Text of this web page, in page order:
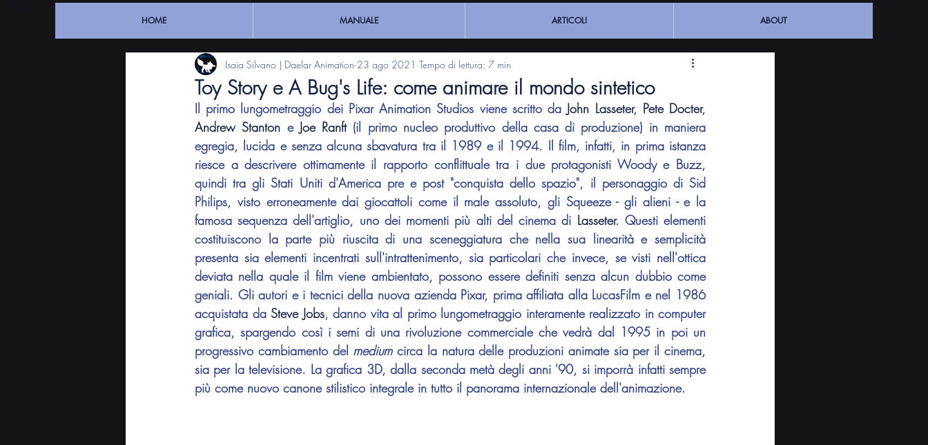
HOME MANUALE ARTICOLI ABOUT
Toy Story e A Bug's Life: come animare il mondo sintetico
Isaia Silvano | Daelar Animation 23 ago 2021 Tempo di lettura: 7 min
Il primo lungometraggio dei Pixar Animation Studios viene scritto da John Lasseter, Pete Docter
Andrew Stanton e Joe Ranft (il primo nucleo produttivo della casa di produzione) in maniera
egregia, lucida e senza alcuna sbavatura tra il 1989 e il 1994. Il film, infatti, in prima istanza
riesce a descrivere ottimamente il rapporto conflittuale tra i due protagonisti Woody e Buzz,
quindi tra gli Stati Uniti d'America pre e post "conquista dello spazio", il personaggio di Sid
Philips, visto erroneamente dai giocattoli come il male assoluto, gli Squeeze - gli alieni - e la
famosa sequenza dell'artiglio, uno dei momenti più alti del cinema di Lasseter. Questi elementi
costituiscono la parte più riuscita di una sceneggiatura che nella sua linearità e semplicità
presenta sia elementi incentrati sull'intrattenimento, sia particolari che invece, se visti nell'ottica
deviata nella quale il film viene ambientato, possono essere definiti senza alcun dubbio come
geniali. Gli autori e i tecnici della nuova azienda Pixar, prima affiliata alla LucasFilm e nel 1986
acquistata da Steve Jobs, danno vita al primo lungometraggio interamente realizzato in computer
grafica, spargendo così i semi di una rivoluzione commerciale che vedrà dal 1995 in poi un
progressivo cambiamento del medium circa la natura delle produzioni animate sia per il cinema,
sia per la televisione. La grafica 3D, dalla seconda metà degli anni '90, si imporrà infatti sempre
più come nuovo canone stilistico integrale in tutto il panorama internazionale dell'animazione.